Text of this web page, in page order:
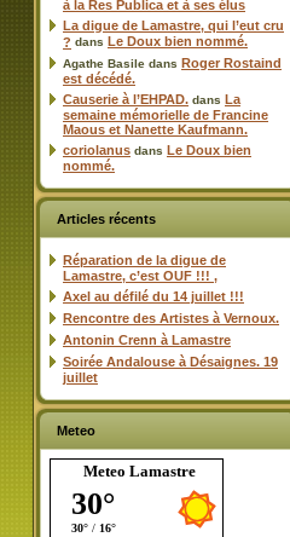
à la Res Publica et à ses élus
La digue de Lamastre, qui l’eut cru
? dans Le Doux bien nommé.
Agathe Basile dans Roger Rostaind
est décédé.
Causerie à l’EHPAD. dans La
semaine mémorielle de Francine
Maous et Nanette Kaufmann.
coriolanus dans Le Doux bien
nommé.
Articles récents
Réparation de la digue de
Lamastre, c’est OUF !!! ,
Axel au défilé du 14 juillet !!!
Rencontre des Artistes à Vernoux.
Antonin Crenn à Lamastre
Soirée Andalouse à Désaignes. 19
juillet
Meteo
Meteo Lamastre